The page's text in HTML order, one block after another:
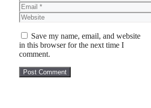
Email
Website
Save my name, email, and website
in this browser for the next time I
comment.